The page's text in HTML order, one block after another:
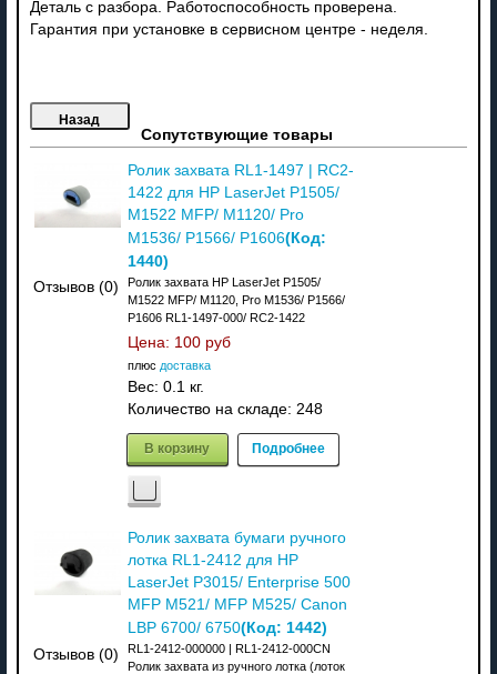
Деталь с разбора. Работоспособность проверена.
Гарантия при установке в сервисном центре - неделя.
Сопутствующие товары
Отзывов (0)
Ролик захвата RL1-1497 | RC2-
1422 для HP LaserJet P1505/
M1522 MFP/ M1120/ Pro
M1536/ P1566/ P1606(Код:
1440)
Ролик захвата HP LaserJet P1505/
M1522 MFP/ M1120, Pro M1536/ P1566/
P1606 RL1-1497-000/ RC2-1422
Цена: 100 руб
плюс доставка
Вес: 0.1 кг.
Количество на складе: 248
В корзину Подробнее
Отзывов (0)
Ролик захвата бумаги ручного
лотка RL1-2412 для HP
LaserJet P3015/ Enterprise 500
MFP M521/ MFP M525/ Canon
LBP 6700/ 6750(Код: 1442)
RL1-2412-000000 | RL1-2412-000CN
Ролик захвата из ручного лотка (лоток